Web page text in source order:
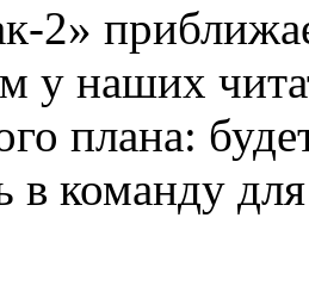
2»
у наших
плана:
в команду